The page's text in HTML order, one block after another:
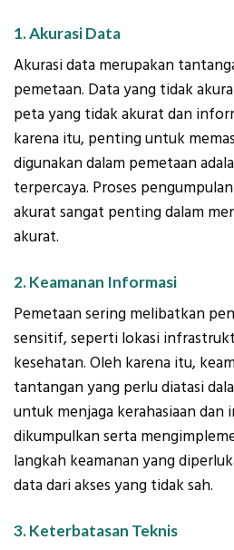
1. Akurasi Data
Akurasi data merupakan
pemetaan. Data yang tidak
peta yang tidak akurat dan
karena itu, penting untuk
digunakan dalam pemetaan
terpercaya. Proses
akurat sangat penting dalam
akurat.
2. Keamanan Informasi
Pemetaan sering melibatkan
sensitif, seperti lokasi
kesehatan. Oleh karena itu,
tantangan yang perlu diatasi
untuk menjaga kerahasiaan dan
dikumpulkan serta
langkah keamanan yang
data dari akses yang tidak sah.
3. Keterbatasan Teknis